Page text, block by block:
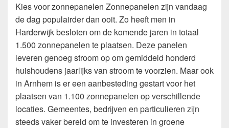
Kies voor zonnepanelen Zonnepanelen zijn vandaag
de dag populairder dan ooit. Zo heeft men in
Harderwijk besloten om de komende jaren in totaal
1.500 zonnepanelen te plaatsen. Deze panelen
leveren genoeg stroom op om gemiddeld honderd
huishoudens jaarlijks van stroom te voorzien. Maar ook
in Arnhem is er een aanbesteding gestart voor het
plaatsen van 1.100 zonnepanelen op verschillende
locaties. Gemeentes, bedrijven en particulieren zijn
steeds vaker bereid om te investeren in groene